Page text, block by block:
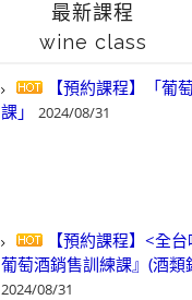
最新課程
wine class
【預約課程】「葡
課」
2024/08/31
【預約課程】<全
葡萄酒銷售訓練課』(酒類
2024/08/31